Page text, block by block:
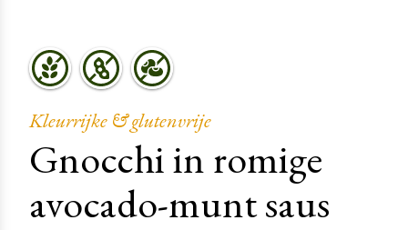
Kleurrijke & glutenvrije
Gnocchi in romige
avocado-munt saus